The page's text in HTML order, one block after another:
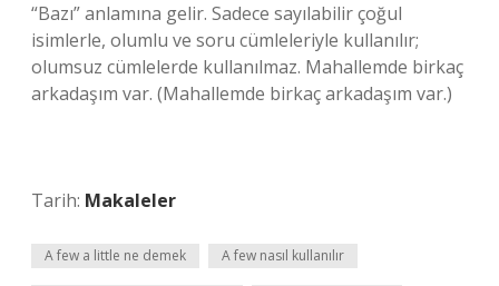
“Bazı” anlamına gelir. Sadece sayılabilir çoğul
isimlerle, olumlu ve soru cümleleriyle kullanılır;
olumsuz cümlelerde kullanılmaz. Mahallemde birkaç
arkadaşım var. (Mahallemde birkaç arkadaşım var.)
Tarih: Makaleler
A few a little ne demek A few nasıl kullanılır